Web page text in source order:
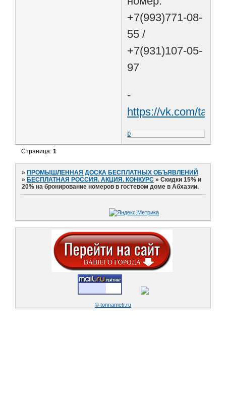
+7(993)771-08-
55 /
+7(931)107-05-
97
-
https://vk.com/
0
Страница:1
» ПРОМЫШЛЕННАЯ ДОСКА БЕСПЛАТНЫХ ОБЪЯВЛЕНИЙ
» БЕСПЛАТНАЯ РОССИЯ. АКЦИЯ. КОНКУРС »Скидки 15% и
20% на бронирование номеров в гостевом доме в Абхазии.
© tonnametr.ru